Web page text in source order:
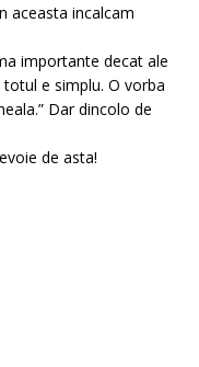
aceasta incalcam
importante decat ale
e simplu. O vorba
Dar dincolo de
de asta!